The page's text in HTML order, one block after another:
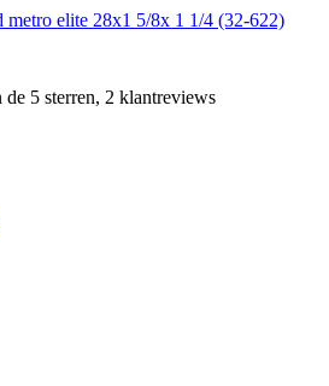
metro elite 28x1 5/8x 1 1/4 (32-622)
5 sterren, 2 klantreviews